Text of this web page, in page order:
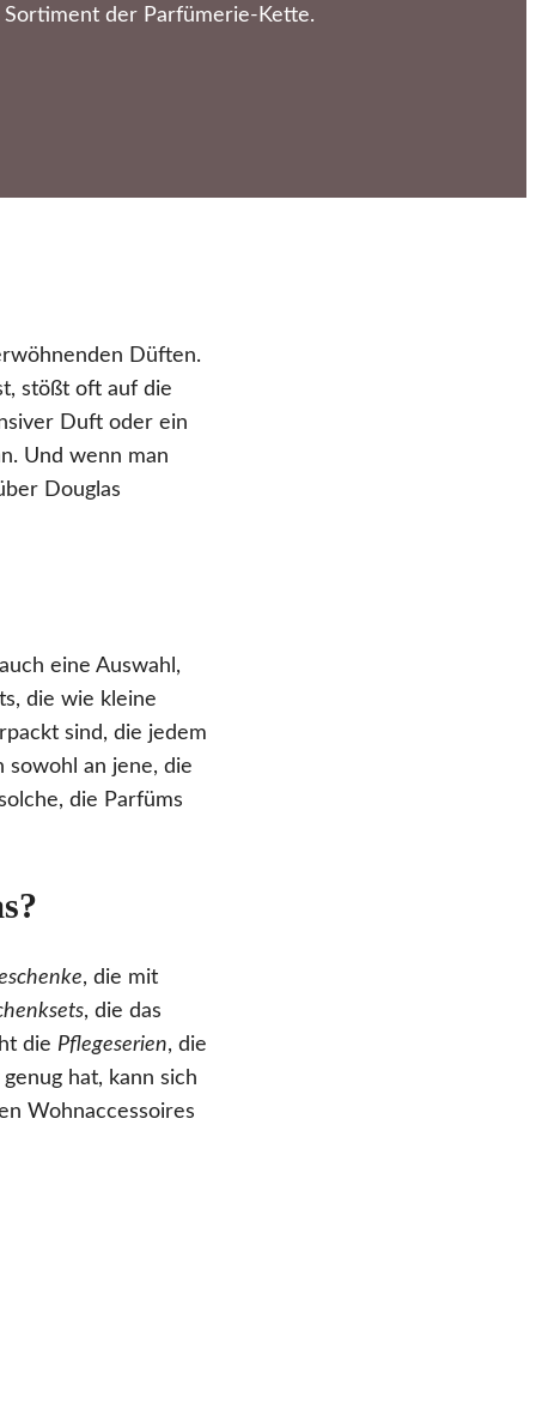
Sortiment der Parfümerie-Kette.
Düften.
stößt oft auf die
Duft oder ein
Und wenn man
Douglas
eine Auswahl,
die wie kleine
sind, die jedem
sowohl an jene, die
die Parfüms
, die mit
, die das
die Pflegeserien, die
hat, kann sich
Wohnaccessoires